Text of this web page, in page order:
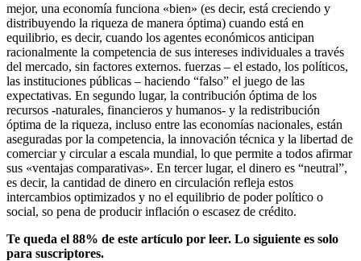
mejor, una economía funciona «bien» (es decir, está creciendo y
distribuyendo la riqueza de manera óptima) cuando está en
equilibrio, es decir, cuando los agentes económicos anticipan
racionalmente la competencia de sus intereses individuales a través
del mercado, sin factores externos. fuerzas – el estado, los políticos,
las instituciones públicas – haciendo “falso” el juego de las
expectativas. En segundo lugar, la contribución óptima de los
recursos -naturales, financieros y humanos- y la redistribución
óptima de la riqueza, incluso entre las economías nacionales, están
aseguradas por la competencia, la innovación técnica y la libertad de
comerciar y circular a escala mundial, lo que permite a todos afirmar
sus «ventajas comparativas». En tercer lugar, el dinero es “neutral”,
es decir, la cantidad de dinero en circulación refleja estos
intercambios optimizados y no el equilibrio de poder político o
social, so pena de producir inflación o escasez de crédito.
Te queda el 88% de este artículo por leer. Lo siguiente es solo
para suscriptores.